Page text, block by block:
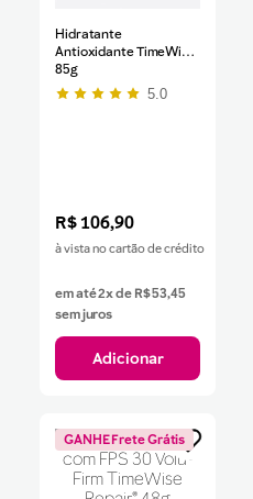
Hidratante
Antioxidante TimeWise®
85g
5.0
R$106,90
à vista no cartão de crédito
em até2x de R$53,45
sem juros
Adicionar
GANHE Frete Grátis